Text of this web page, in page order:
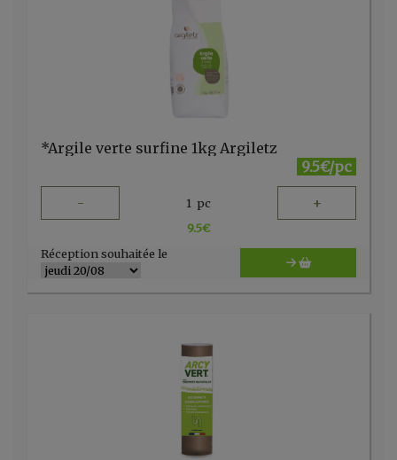
*Argile verte surfine 1kg Argiletz
9.5€/pc
- 1 pc +
9.5€
Réception souhaitée le